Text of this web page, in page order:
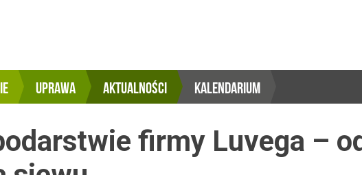
UPRAWA AKTUALNOŚCI KALENDARIUM
firmy Luvega –